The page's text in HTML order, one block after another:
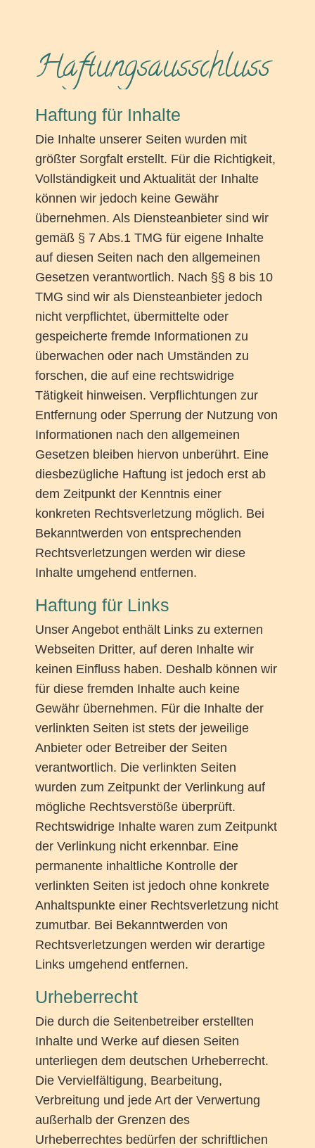
Haftungsausschluss
Haftung für Inhalte
Die Inhalte unserer Seiten wurden mit
größter Sorgfalt erstellt. Für die Richtigkeit,
Vollständigkeit und Aktualität der Inhalte
können wir jedoch keine Gewähr
übernehmen. Als Diensteanbieter sind wir
gemäß § 7 Abs.1 TMG für eigene Inhalte
auf diesen Seiten nach den allgemeinen
Gesetzen verantwortlich. Nach §§ 8 bis 10
TMG sind wir als Diensteanbieter jedoch
nicht verpflichtet, übermittelte oder
gespeicherte fremde Informationen zu
überwachen oder nach Umständen zu
forschen, die auf eine rechtswidrige
Tätigkeit hinweisen. Verpflichtungen zur
Entfernung oder Sperrung der Nutzung von
Informationen nach den allgemeinen
Gesetzen bleiben hiervon unberührt. Eine
diesbezügliche Haftung ist jedoch erst ab
dem Zeitpunkt der Kenntnis einer
konkreten Rechtsverletzung möglich. Bei
Bekanntwerden von entsprechenden
Rechtsverletzungen werden wir diese
Inhalte umgehend entfernen.
Haftung für Links
Unser Angebot enthält Links zu externen
Webseiten Dritter, auf deren Inhalte wir
keinen Einfluss haben. Deshalb können wir
für diese fremden Inhalte auch keine
Gewähr übernehmen. Für die Inhalte der
verlinkten Seiten ist stets der jeweilige
Anbieter oder Betreiber der Seiten
verantwortlich. Die verlinkten Seiten
wurden zum Zeitpunkt der Verlinkung auf
mögliche Rechtsverstöße überprüft.
Rechtswidrige Inhalte waren zum Zeitpunkt
der Verlinkung nicht erkennbar. Eine
permanente inhaltliche Kontrolle der
verlinkten Seiten ist jedoch ohne konkrete
Anhaltspunkte einer Rechtsverletzung nicht
zumutbar. Bei Bekanntwerden von
Rechtsverletzungen werden wir derartige
Links umgehend entfernen.
Urheberrecht
Die durch die Seitenbetreiber erstellten
Inhalte und Werke auf diesen Seiten
unterliegen dem deutschen Urheberrecht.
Die Vervielfältigung, Bearbeitung,
Verbreitung und jede Art der Verwertung
außerhalb der Grenzen des
Urheberrechtes bedürfen der schriftlichen